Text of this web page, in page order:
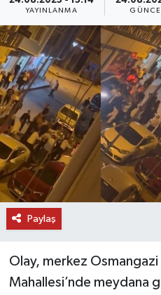
YAYINLANMA
Paylaş
Olay, merkez Osmangazi
Mahallesi’nde meydana
SİYASET
SAĞLIK
DÜNYA
EĞİTİM
TURİZM
RÖPORTAJ
YAZARLAR
Haber Arşivi